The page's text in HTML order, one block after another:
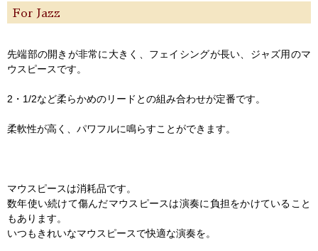
For Jazz
先端部の開きが非常に大きく、フェイシングが長い、ジャズ用のマ
ウスピースです。
2・1/2など柔らかめのリードとの組み合わせが定番です。
柔軟性が高く、パワフルに鳴らすことができます。
マウスピースは消耗品です。
数年使い続けて傷んだマウスピースは演奏に負担をかけていること
もあります。
いつもきれいなマウスピースで快適な演奏を。